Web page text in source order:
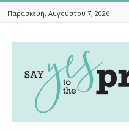
Παρασκευή, Αυγούστου 7, 2026
To
The